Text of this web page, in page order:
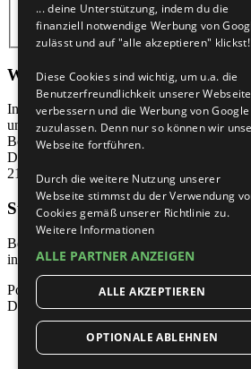
Ich habe mein Passwort vergessen |
Wer ist online?
Insgesamt sind256Besucher online: 23
unsichtbares Mitglied und 232 Gäste
Besuchern der letzten 15 Minuten)
Der Besucherrekord liegt bei
21:07 gleichzeitig online waren.
Statistik
Beiträge insgesamt
insgesamt 53952 • Unser neuestes Mitglied:
Powered by
phpBB ® Forum Software ©
Deutsche Übersetzung durchphpBB.de
... deine Unterstützung, indem du die
finanziell notwendige Werbung von
zulässt und auf "alle akzeptieren" klickst!
Diese Cookies sind wichtig, um u.a. die
Benutzerfreundlichkeit unserer
verbessern und die Werbung von Google
zuzulassen. Denn nur so können wir
Webseite fortführen.
Durch die weitere Nutzung unserer
Webseite stimmst du der Verwendung
Cookies gemäß unserer Richtlinie zu.
Weitere Informationen
ALLE PARTNER ANZEIGEN
ALLE AKZEPTIEREN
OPTIONALE ABLEHNEN